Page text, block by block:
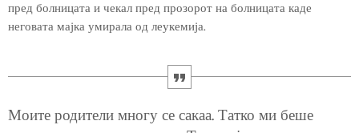
пред болницата и чекал пред прозорот на болницата каде
неговата мајка умирала од леукемија.
Моите родители многу се сакаа. Татко ми беше